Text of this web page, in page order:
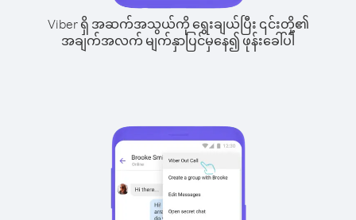
Viber ရှိ အဆက်အသွယ်ကို ရွေးချယ်ပြီး ၎င်းတို့၏
အချက်အလက် မျက်နှာပြင်မှနေ၍ ဖုန်းခေါ်ပါ